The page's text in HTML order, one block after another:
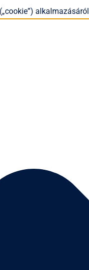
alkalmazásáról